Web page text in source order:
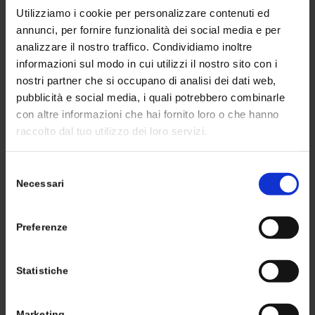
Utilizziamo i cookie per personalizzare contenuti ed
annunci, per fornire funzionalità dei social media e per
analizzare il nostro traffico. Condividiamo inoltre
informazioni sul modo in cui utilizzi il nostro sito con i
nostri partner che si occupano di analisi dei dati web,
pubblicità e social media, i quali potrebbero combinarle
con altre informazioni che hai fornito loro o che hanno
raccolto dal tuo utilizzo dei loro servizi.
delNecessari
Preferenze
Statistiche
acueductos, instalaciones de riego, instalaciones
industriales, estaciones de bombeo, instalaciones
antincendios.
o galvanizado, vástago de transmisión de acero, cuerpo